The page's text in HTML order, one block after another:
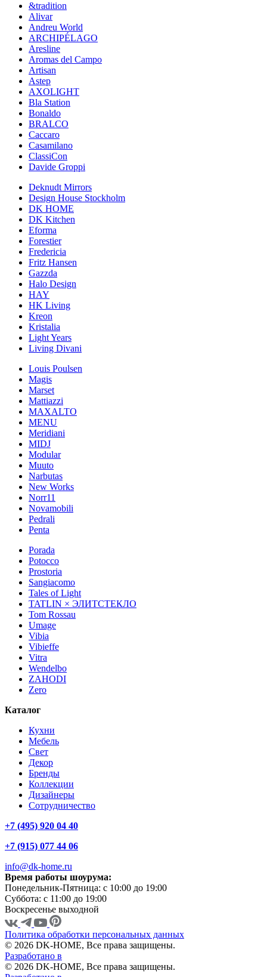
&tradition
Alivar
Andreu World
ARCHIPÉLAGO
Aresline
Aromas del Campo
Artisan
Astep
AXOLIGHT
Bla Station
Bonaldo
BRALCO
Caccaro
Casamilano
ClassiCon
Davide Groppi
Deknudt Mirrors
Design House Stockholm
DK HOME
DK Kitchen
Eforma
Forestier
Fredericia
Fritz Hansen
Gazzda
Halo Design
HAY
HK Living
Kreon
Kristalia
Light Years
Living Divani
Louis Poulsen
Magis
Marset
Mattiazzi
MAXALTO
MENU
Meridiani
MIDJ
Modular
Muuto
Narbutas
New Works
Norr11
Novamobili
Pedrali
Penta
Porada
Potocco
Prostoria
Sangiacomo
Tales of Light
TATLIN × ЭЛИТСТЕКЛО
Tom Rossau
Umage
Vibia
Vibieffe
Vitra
Wendelbo
ZAHODI
Zero
Каталог
Кухни
Мебель
Свет
Декор
Бренды
Коллекции
Дизайнеры
Сотрудничество
+7 (495) 920 04 40
+7 (915) 077 44 06
info@dk-home.ru
Время работы шоурума:
Понедельник-Пятница: c 10:00 до 19:00
Суббота: c 11:00 до 19:00
Воскресенье выходной
Политика обработки персональных данных
© 2026 DK-HOME, Все права защищены.
Разработано в
© 2026 DK-HOME, Все права защищены.